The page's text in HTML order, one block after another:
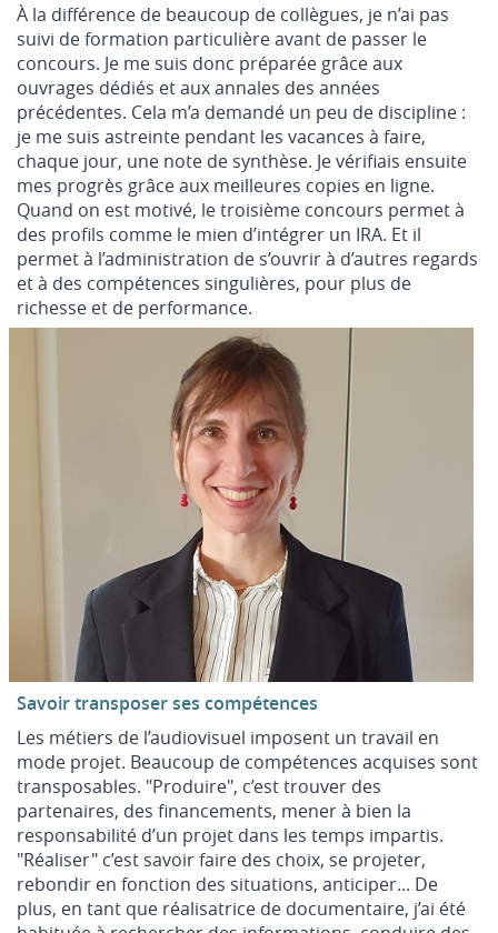
À la différence de beaucoup de collègues, je n’ai pas
suivi de formation particulière avant de passer le
concours. Je me suis donc préparée grâce aux
ouvrages dédiés et aux annales des années
précédentes. Cela m’a demandé un peu de discipline :
je me suis astreinte pendant les vacances à faire,
chaque jour, une note de synthèse. Je vérifiais ensuite
mes progrès grâce aux meilleures copies en ligne.
Quand on est motivé, le troisième concours permet à
des profils comme le mien d’intégrer un IRA. Et il
permet à l’administration de s’ouvrir à d’autres regards
et à des compétences singulières, pour plus de
richesse et de performance.
Savoir transposer ses compétences
Les métiers de l’audiovisuel imposent un travail en
mode projet. Beaucoup de compétences acquises sont
transposables. "Produire", c’est trouver des
partenaires, des financements, mener à bien la
responsabilité d’un projet dans les temps impartis.
"Réaliser" c’est savoir faire des choix, se projeter,
rebondir en fonction des situations, anticiper... De
plus, en tant que réalisatrice de documentaire, j’ai été